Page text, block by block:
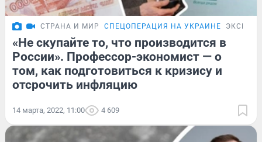
СТРАНА И МИР СПЕЦОПЕРАЦИЯ НА УКРАИНЕ
«Не скупайте то, что производится в
России». Профессор-экономист — о
том, как подготовиться к кризису и
отсрочить инфляцию
14 марта, 2022, 11:00 4 609